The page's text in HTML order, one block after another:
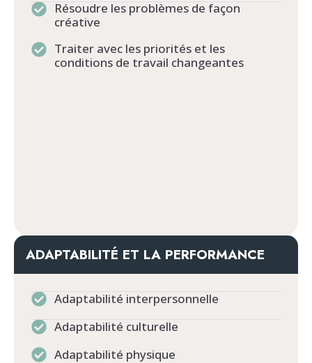
Résoudre les problèmes de façon
créative
Traiter avec les priorités et les
conditions de travail changeantes
ADAPTABILITÉ ET LA PERFORMANCE
Adaptabilité interpersonnelle
Adaptabilité culturelle
Adaptabilité physique